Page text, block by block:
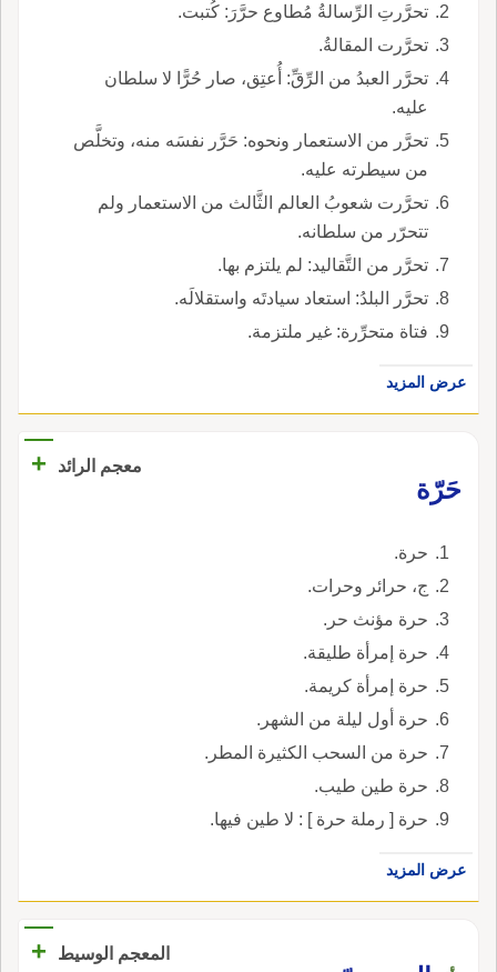
تحرَّرتِ الرِّسالةُ مُطاوع حرَّرَ: كُتبت.
تحرَّرت المقالةُ.
تحرَّر العبدُ من الرِّقِّ: أُعتِق، صار حُرًّا لا سلطان
عليه.
تحرَّر من الاستعمار ونحوه: حَرَّر نفسَه منه، وتخلَّص
من سيطرته عليه.
تحرَّرت شعوبُ العالم الثَّالث من الاستعمار ولم
تتحرّر من سلطانه.
تحرَّر من التَّقاليد: لم يلتزم بها.
تحرَّر البلدُ: استعاد سيادتَه واستقلالَه.
فتاة متحرِّرة: غير ملتزمة.
عرض المزيد
معجم الرائد
+
حَرّة
حرة.
ج، حرائر وحرات.
حرة مؤنث حر.
حرة إمرأة طليقة.
حرة إمرأة كريمة.
حرة أول ليلة من الشهر.
حرة من السحب الكثيرة المطر.
حرة طين طيب.
حرة [ رملة حرة ] : لا طين فيها.
عرض المزيد
المعجم الوسيط +